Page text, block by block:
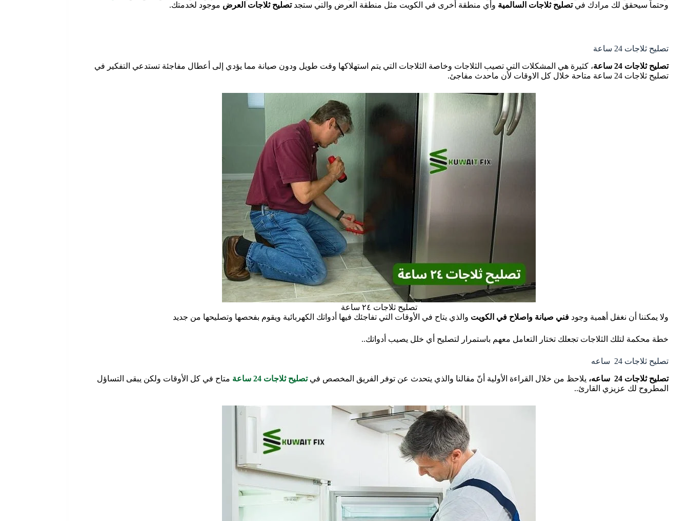
وحتماً سيحقق لك مرادك فيتصليح ثلاجات السالمية وأي منطقة أخرى في الكويت مثل منطقة العرض والتي ستجدتصليح ثلاجات العرض موجود لخدمتك.
تصليح ثلاجات 24 ساعة
تصليح ثلاجات 24 ساعة
، كثيرة هي المشكلات التي تصيب الثلاجات وخاصة الثلاجات التي يتم استهلاكها وقت طويل ودون صيانة مما يؤدي إلى أعطال مفاجئة تستدعي التفكير في
تصليح ثلاجات 24 ساعة متاحة خلال كل الاوقات لأن ماحدث مفاجئ.
تصليح ثلاجات ٢٤ ساعة
ولا يمكننا أن نغفل أهمية وجود فني صيانة واصلاح في الكويت والذي يتاح في الأوقات التي تفاجئك فيها أدواتك الكهربائية ويقوم بفحصها وتصليحها من جديد
خطة محكمة لتلك الثلاجات تجعلك تختار التعامل معهم باستمرار لتصليح أي خلل يصيب أدواتك..
تصليح ثلاجات 24 ساعه
تصليح ثلاجات 24 ساعه، يلاحظ من خلال القراءة الأولية أنّ مقالنا والذي يتحدث عن توفر الفريق المخصص فيتصليح ثلاجات 24 ساعة
متاح في كل الأوقات ولكن يبقى التساؤل
المطروح لك عزيزي القارئ..